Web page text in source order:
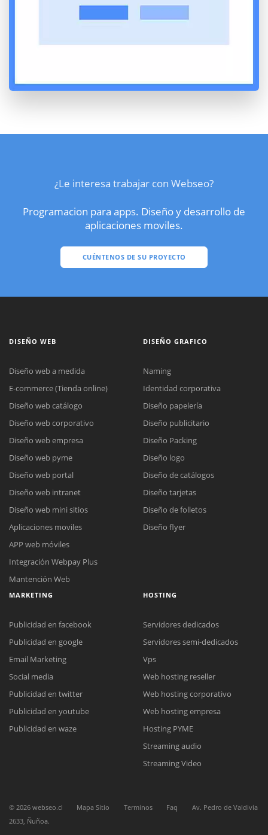
¿Le interesa trabajar con Webseo?
Programacion para apps. Diseño y desarrollo de
aplicaciones moviles.
CUÉNTENOS DE SU PROYECTO
Reunión online
Nuestros ejecutivos le enviarán un correo electrónico con el enlace a
Meet para la reunión online.
Cotización
Chat Online
Todos nuestros ejecutivos están fuera de línea. Complete el formulario
DISEÑO WEB
Diseño web a medida
E-commerce (Tienda online)
Diseño web catálogo
Diseño web corporativo
Diseño web empresa
Diseño web pyme
Diseño web portal
Diseño web intranet
Diseño web mini sitios
Aplicaciones moviles
APP web móviles
Integración Webpay Plus
Mantención Web
DISEÑO GRAFICO
Naming
Identidad corporativa
Diseño papelería
Diseño publicitario
Diseño Packing
Diseño logo
Diseño de catálogos
Diseño tarjetas
Diseño de folletos
Diseño flyer
MARKETING
Publicidad en facebook
Publicidad en google
Email Marketing
Social media
Publicidad en twitter
Publicidad en youtube
Publicidad en waze
HOSTING
Servidores dedicados
Servidores semi-dedicados
Vps
Web hosting reseller
Web hosting corporativo
Web hosting empresa
Hosting PYME
Streaming audio
Streaming Video
© 2026 webseo.cl Mapa Sitio Terminos Faq
Av. Pedro de Valdivia
2633, Ñuñoa.